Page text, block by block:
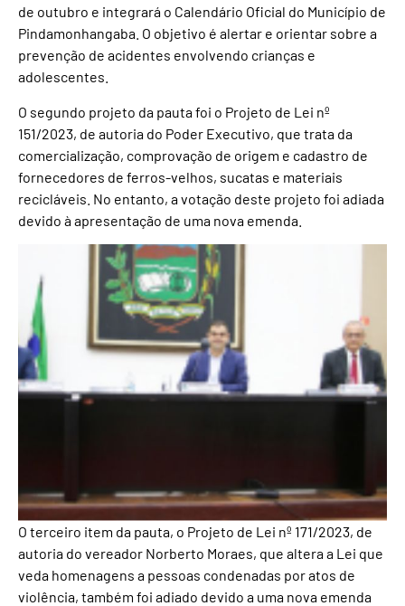
de outubro e integrará o Calendário Oficial do Município de
Pindamonhangaba. O objetivo é alertar e orientar sobre a
prevenção de acidentes envolvendo crianças e
adolescentes.
O segundo projeto da pauta foi o Projeto de Lei nº
151/2023, de autoria do Poder Executivo, que trata da
comercialização, comprovação de origem e cadastro de
fornecedores de ferros-velhos, sucatas e materiais
recicláveis. No entanto, a votação deste projeto foi adiada
devido à apresentação de uma nova emenda.
O terceiro item da pauta, o Projeto de Lei nº 171/2023, de
autoria do vereador Norberto Moraes, que altera a Lei que
veda homenagens a pessoas condenadas por atos de
violência, também foi adiado devido a uma nova emenda